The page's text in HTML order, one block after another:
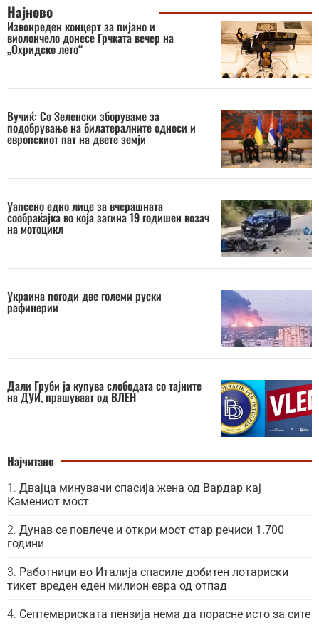
Најново
Извонреден концерт за пијано и
виолончело донесе Грчката вечер на
„Охридско лето“
Вучиќ: Со Зеленски зборуваме за
подобрување на билатералните односи и
европскиот пат на двете земји
Уапсено едно лице за вчерашната
сообраќајка во која загина 19 годишен возач
на мотоцикл
Украина погоди две големи руски
рафинерии
Дали Груби ја купува слободата со тајните
на ДУИ, прашуваат од ВЛЕН
Најчитано
Двајца минувачи спасија жена од Вардар кај
Камениот мост
Дунав се повлече и откри мост стар речиси 1.700
години
Работници во Италија спасиле добитен лотариски
тикет вреден еден милион евра од отпад
Септемвриската пензија нема да порасне исто за сите